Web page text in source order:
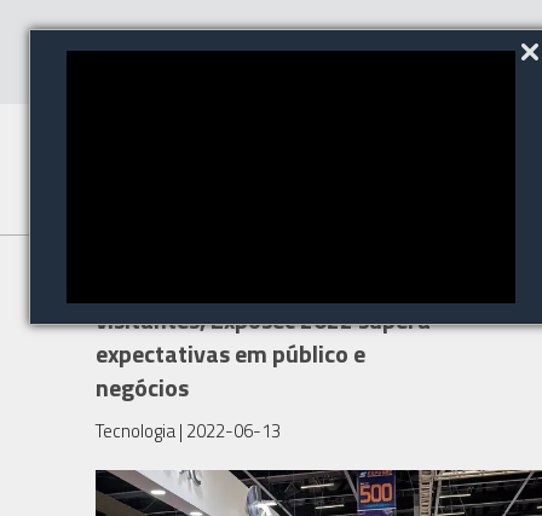
visitantes, Exposec 2022 supera
expectativas em público e
negócios
Tecnologia| 2022-06-13